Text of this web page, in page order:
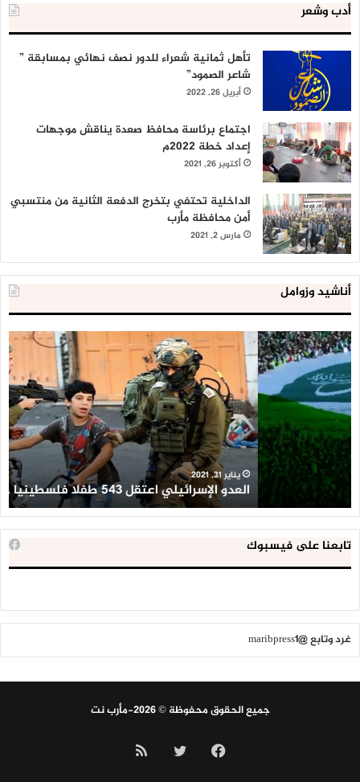
أدب وشعر
تأهل ثمانية شعراء للدور نصف نهائي بمسابقة ”
شاعر الصمود”
أبريل 26, 2022
اجتماع برئاسة محافظ صعدة يناقش موجهات
إعداد خطة 2022م
أكتوبر 26, 2021
الداخلية تحتفي بتخرج الدفعة الثانية من منتسبي
أمن محافظة مأرب
مارس 2, 2021
أناشيد وزوامل
العدو
الإسرائيلي
اعتقل
543
طفلا
فلسطينيا
خلال
2020
يناير 31, 2021
العدو الإسرائيلي اعتقل 543 طفلا فلسطينيا خلال 2020
تابعنا على فيسبوك
غرد وتابع @maribpress1
جميع الحقوق محفوظة © 2026-مأرب نت
فيسبوك تويتر ملخص